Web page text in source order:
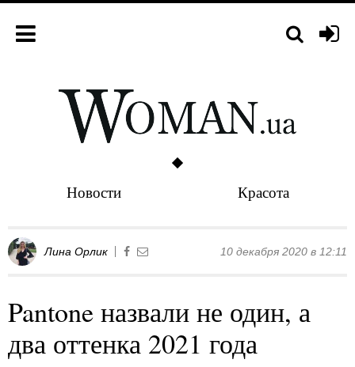
Новости Красота
Лина Орлик 10 декабря 2020 в 12:11
Pantone назвали не один, а
два оттенка 2021 года